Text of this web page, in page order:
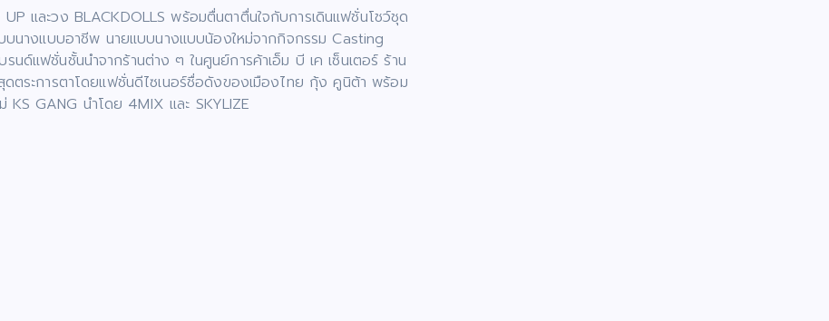
และวง BLACKDOLLS พร้อมตื่นตาตื่นใจกับการเดินแฟชั่นโชว์ชุด
นางแบบอาชีพ นายแบบนางแบบน้องใหม่จากกิจกรรม Casting
ด์แฟชั่นชั้นนำจากร้านต่าง ๆ ในศูนย์การค้าเอ็ม บี เค เซ็นเตอร์ ร้าน
ตระการตาโดยแฟชั่นดีไซเนอร์ชื่อดังของเมืองไทย กุ้ง คูนิต้า พร้อม
GANG นำโดย 4MIX และ SKYLIZE